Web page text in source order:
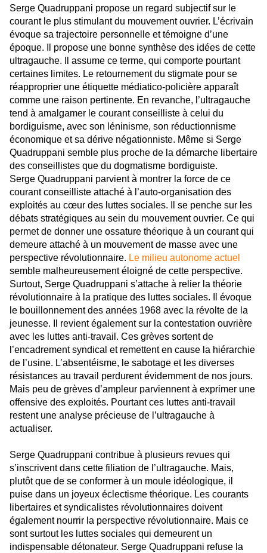
Serge Quadruppani propose un regard subjectif sur le
courant le plus stimulant du mouvement ouvrier. L’écrivain
évoque sa trajectoire personnelle et témoigne d’une
époque. Il propose une bonne synthèse des idées de cette
ultragauche. Il assume ce terme, qui comporte pourtant
certaines limites. Le retournement du stigmate pour se
réapproprier une étiquette médiatico-policière apparaît
comme une raison pertinente. En revanche, l’ultragauche
tend à amalgamer le courant conseilliste à celui du
bordiguisme, avec son léninisme, son réductionnisme
économique et sa dérive négationniste. Même si Serge
Quadruppani semble plus proche de la démarche libertaire
des conseillistes que du dogmatisme bordiguiste.
Serge Quadruppani parvient à montrer la force de ce
courant conseilliste attaché à l’auto-organisation des
exploités au cœur des luttes sociales. Il se penche sur les
débats stratégiques au sein du mouvement ouvrier. Ce qui
permet de donner une ossature théorique à un courant qui
demeure attaché à un mouvement de masse avec une
perspective révolutionnaire. Le milieu autonome actuel
semble malheureusement éloigné de cette perspective.
Surtout, Serge Quadruppani s’attache à relier la théorie
révolutionnaire à la pratique des luttes sociales. Il évoque
le bouillonnement des années 1968 avec la révolte de la
jeunesse. Il revient également sur la contestation ouvrière
avec les luttes anti-travail. Ces grèves sortent de
l’encadrement syndical et remettent en cause la hiérarchie
de l’usine. L’absentéisme, le sabotage et les diverses
résistances au travail perdurent évidemment de nos jours.
Mais peu de grèves d’ampleur parviennent à exprimer une
offensive des exploités. Pourtant ces luttes anti-travail
restent une analyse précieuse de l’ultragauche à
actualiser.
Serge Quadruppani contribue à plusieurs revues qui
s’inscrivent dans cette filiation de l’ultragauche. Mais,
plutôt que de se conformer à un moule idéologique, il
puise dans un joyeux éclectisme théorique. Les courants
libertaires et syndicalistes révolutionnaires doivent
également nourrir la perspective révolutionnaire. Mais ce
sont surtout les luttes sociales qui demeurent un
indispensable détonateur. Serge Quadruppani refuse la